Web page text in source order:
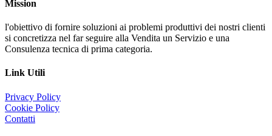
Mission
l'obiettivo di fornire soluzioni ai problemi produttivi dei nostri clienti
si concretizza nel far seguire alla Vendita un Servizio e una
Consulenza tecnica di prima categoria.
Link Utili
Privacy Policy
Cookie Policy
Contatti